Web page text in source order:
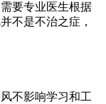
要专业医生根据
不是不治之症，
不影响学习和工